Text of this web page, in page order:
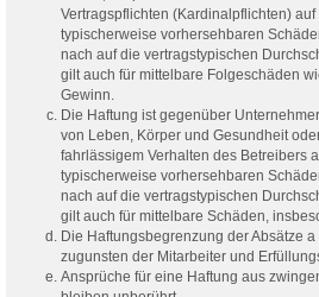
Vertragspflichten (Kardinalpflichten)
typischerweise vorhersehbaren
nach auf die vertragstypischen
gilt auch für mittelbare Folgeschäden
Gewinn.
Die Haftung ist gegenüber
von Leben, Körper und Gesundheit
fahrlässigem Verhalten des Betreibers
typischerweise vorhersehbaren
nach auf die vertragstypischen
gilt auch für mittelbare Schäden,
Die Haftungsbegrenzung der Absätze
zugunsten der Mitarbeiter und
Ansprüche für eine Haftung aus